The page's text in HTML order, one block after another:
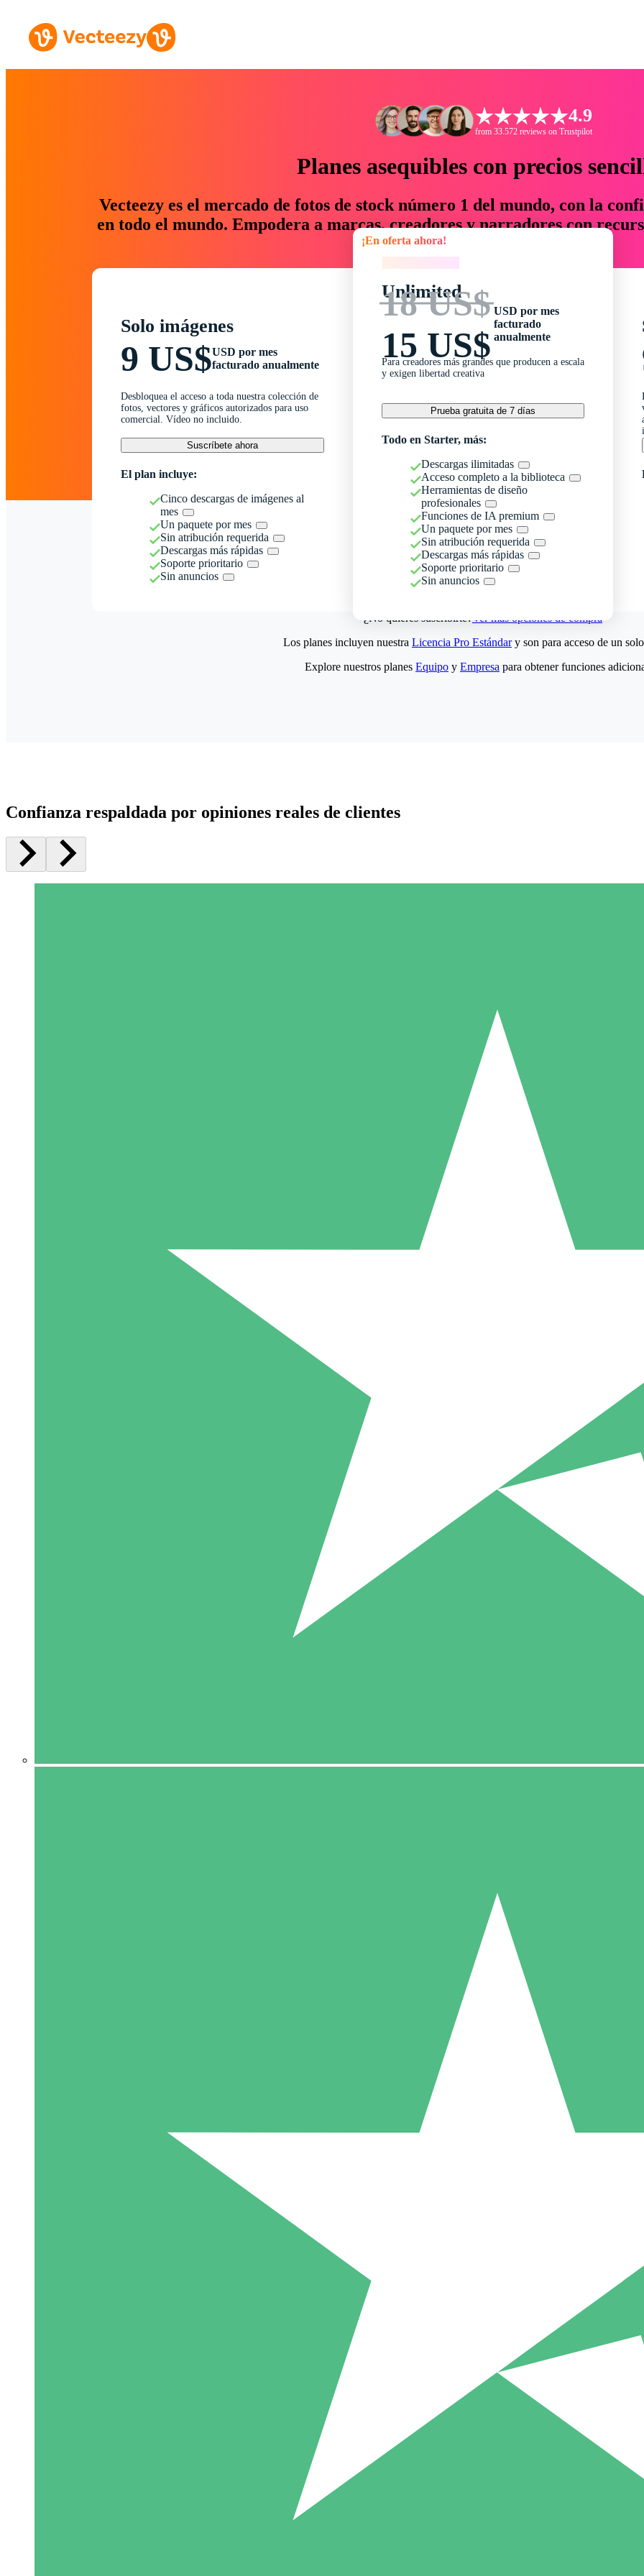
4.9
from 33.572 reviews on Trustpilot
Planes asequibles con precios
Vecteezy es el mercado de fotos de stock número 1 del mundo, con la
en todo el mundo. Empodera a marcas, creadores y narradores con
un 76 % en tiempo y presupuesto.
Solo imágenes
9 US$USD por mes
facturado anualmente
Desbloquea el acceso a toda nuestra colección de
fotos, vectores y gráficos autorizados para uso
comercial. Vídeo no incluido.
Suscríbete ahora
El plan incluye:
Cinco descargas de imágenes al
mes
Un paquete por mes
Sin atribución requerida
Descargas más rápidas
Soporte prioritario
Sin anuncios
¡En oferta ahora!
Unlimited
18 US$
15 US$
USD por mes
facturado
anualmente
Para creadores más grandes que producen a escala
y exigen libertad creativa
Prueba gratuita de 7 días
Todo en Starter, más:
Descargas ilimitadas
Acceso completo a la biblioteca
Herramientas de diseño
profesionales
Funciones de IA premium
Un paquete por mes
Sin atribución requerida
Descargas más rápidas
Soporte prioritario
Sin anuncios
¿No quieres suscribirte?Ver más opciones de compra
5 Descargas
15
Los planes incluyen nuestra Licencia Pro Estándary son para acceso de un
Explore nuestros planes Equipo y Empresa para obtener funciones
Confianza respaldada por opiniones reales de clientes